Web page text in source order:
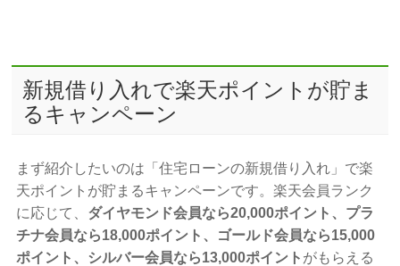
新規借り入れで楽天ポイントが貯ま
るキャンペーン
まず紹介したいのは「住宅ローンの新規借り入れ」で楽
天ポイントが貯まるキャンペーンです。楽天会員ランク
に応じて、 ダイヤモンド会員なら20,000ポイント、プラ
チナ会員なら18,000ポイント、ゴールド会員なら15,000
ポイント、シルバー会員なら13,000ポイント がもらえる